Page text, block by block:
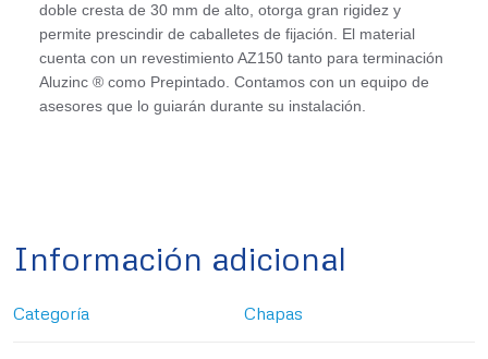
doble cresta de 30 mm de alto, otorga gran rigidez y
permite prescindir de caballetes de fijación. El material
cuenta con un revestimiento AZ150 tanto para terminación
Aluzinc ® como Prepintado. Contamos con un equipo de
asesores que lo guiarán durante su instalación.
Información adicional
Categoría Chapas